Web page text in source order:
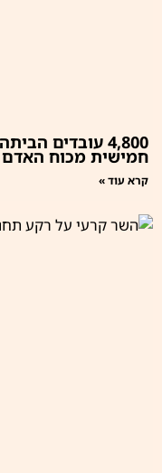
4,800 עובדים
חמישית מכוח האדם
קרא עוד »